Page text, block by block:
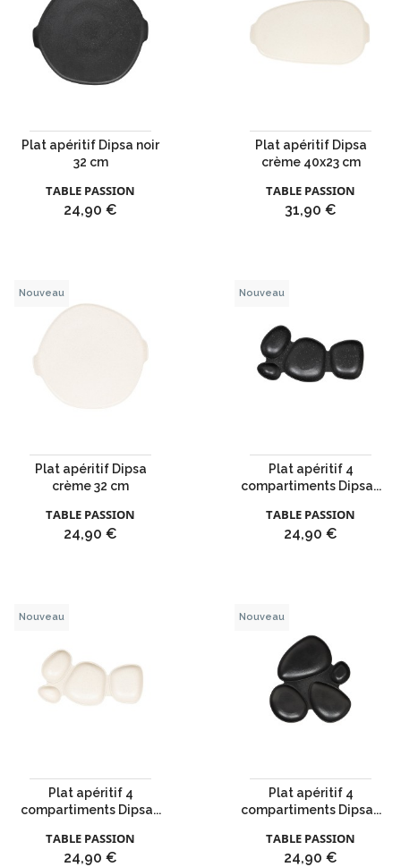
Plat apéritif Dipsa noir
32 cm
TABLE PASSION
Prix
24,90 €
Plat apéritif Dipsa
crème 40x23 cm
TABLE PASSION
Prix
31,90 €
Plat apéritif Dipsa
crème 32 cm
TABLE PASSION
Prix
24,90 €
Nouveau
Plat apéritif 4
compartiments Dipsa...
TABLE PASSION
Prix
24,90 €
Nouveau
Plat apéritif 4
compartiments Dipsa...
TABLE PASSION
Prix
24,90 €
Nouveau
Plat apéritif 4
compartiments Dipsa...
TABLE PASSION
Prix
24,90 €
Nouveau